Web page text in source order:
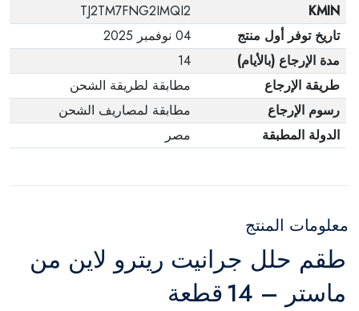
KMIN
TJ2TM7FNG2IMQI2
تاريخ توفر أول منتج
04 نوفمبر 2025
مدة الإرجاع (بالأيام)
14
طريقة الإرجاع
مطابقة لطريقة الشحن
رسوم الإرجاع
مطابقة لمصاريف الشحن
الدولة المطبقة
مصر
معلومات المنتج
طقم حلل جرانيت ريترو لاين من
ماستر – 14 قطعة